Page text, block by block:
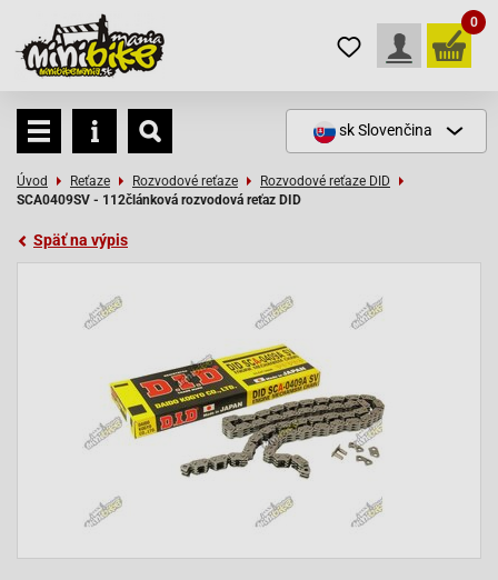
0
skSlovenčina
Úvod Reťaze Rozvodové reťaze
Rozvodové reťaze DID
SCA0409SV - 112článková rozvodová reťaz DID
Späť na výpis